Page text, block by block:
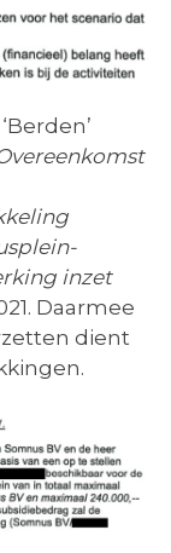
inzet
Daarmee
dient